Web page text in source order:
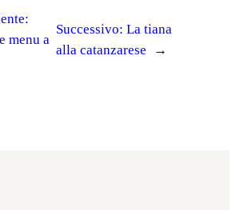
menu a
Successivo:La tiana
alla catanzarese
→